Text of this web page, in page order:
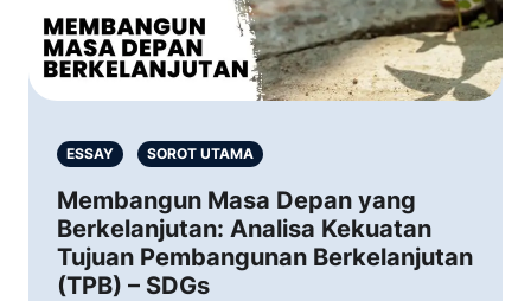
ESSAY SOROT UTAMA
Membangun Masa Depan yang
Berkelanjutan: Analisa Kekuatan
Tujuan Pembangunan Berkelanjutan
(TPB) – SDGs